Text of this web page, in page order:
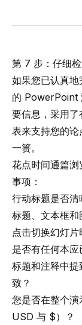
第 7 步：仔细
如果您已认真
的 PowerPoint
要信息，采用
表来支持您的
一篑。
花点时间通篇
事项：
行动标题是否清
标题、文本框
点击切换幻灯
是否有任何本
标题和注释中
致？
您是否在整个
USD 与 $）？